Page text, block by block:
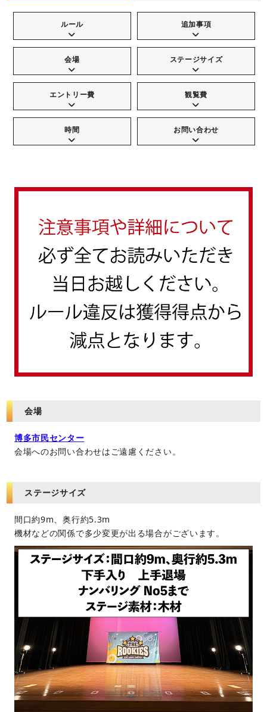
ルール 追加事項
会場 ステージサイズ
エントリー費 観覧費
時間 お問い合わせ
会場
博多市民センター
会場へのお問い合わせはご遠慮ください。
ステージサイズ
間口約9m、奥行約5.3m
機材などの関係で多少変更が出る場合がございます。